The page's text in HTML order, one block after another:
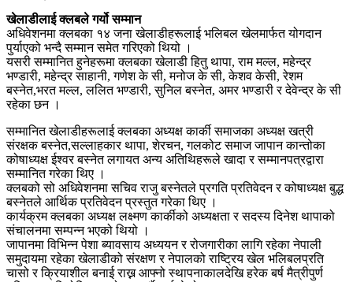
खेलाडीलाई क्लबले गर्यो सम्मान
अधिवेशनमा क्लबका १४ जना खेलाडीहरूलाई भलिबल खेलमार्फत योगदान
पुर्याएको भन्दै सम्मान समेत गरिएको थियो ।
यसरी सम्मानित हुनेहरूमा क्लबका खेलाडी हितु थापा, राम मल्ल, महेन्द्र
भण्डारी, महेन्द्र साहानी, गणेश के सी, मनोज के सी, केशव केसी, रेशम
बस्नेत,भरत मल्ल, ललित भण्डारी, सुनिल बस्नेत, अमर भण्डारी र देवेन्द्र के सी
रहेका छन ।
सम्मानित खेलाडीहरूलाई क्लबका अध्यक्ष कार्की समाजका अध्यक्ष खत्री
संरक्षक बस्नेत,सल्लाहकार थापा, शेरचन, गलकोट समाज जापान कान्तोका
कोषाध्यक्ष ईश्वर बस्नेत लगायत अन्य अतिथिहरूले खादा र सम्मानपत्रद्वारा
सम्मानित गरेका थिए ।
क्लबको सो अधिवेशनमा सचिव राजु बस्नेतले प्रगति प्रतिवेदन र कोषाध्यक्ष बुद्ध
बस्नेतले आर्थिक प्रतिवेदन प्रस्तुत गरेका थिए ।
कार्यक्रम क्लबका अध्यक्ष लक्ष्मण कार्कीको अध्यक्षता र सदस्य दिनेश थापाको
संचालनमा सम्पन्न भएको थियो ।
जापानमा विभिन्न पेशा ब्यावसाय अध्ययन र रोजगारीका लागि रहेका नेपाली
समुदायमा रहेका खेलाडीको संरक्षण र नेपालको राष्ट्रिय खेल भलिबलप्रति
चासो र क्रियाशील बनाई राख्न आफ्नो स्थापनाकालदेखि हरेक बर्ष मैत्रीपुर्ण